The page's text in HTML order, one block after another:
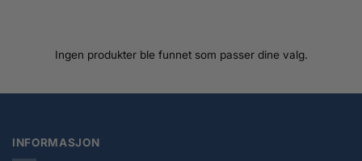
Ingen produkter ble funnet som passer dine valg.
INFORMASJON